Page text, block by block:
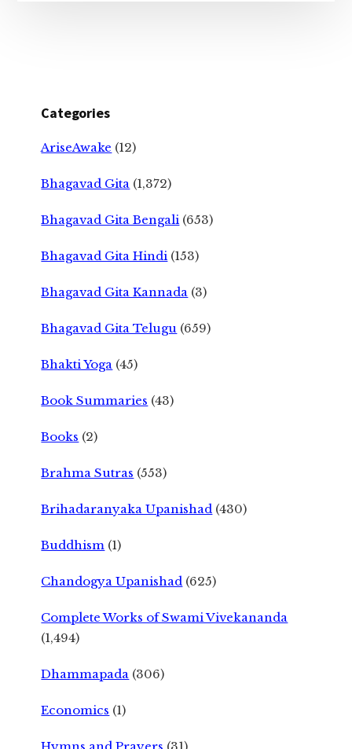
Categories
AriseAwake (12)
Bhagavad Gita (1,372)
Bhagavad Gita Bengali (653)
Bhagavad Gita Hindi (153)
Bhagavad Gita Kannada (3)
Bhagavad Gita Telugu (659)
Bhakti Yoga (45)
Book Summaries (43)
Books (2)
Brahma Sutras (553)
Brihadaranyaka Upanishad (430)
Buddhism (1)
Chandogya Upanishad (625)
Complete Works of Swami Vivekananda
(1,494)
Dhammapada (306)
Economics (1)
Hymns and Prayers (31)